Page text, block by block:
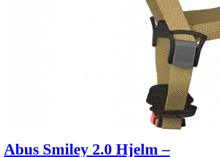
Abus Smiley 2.0 Hjelm –